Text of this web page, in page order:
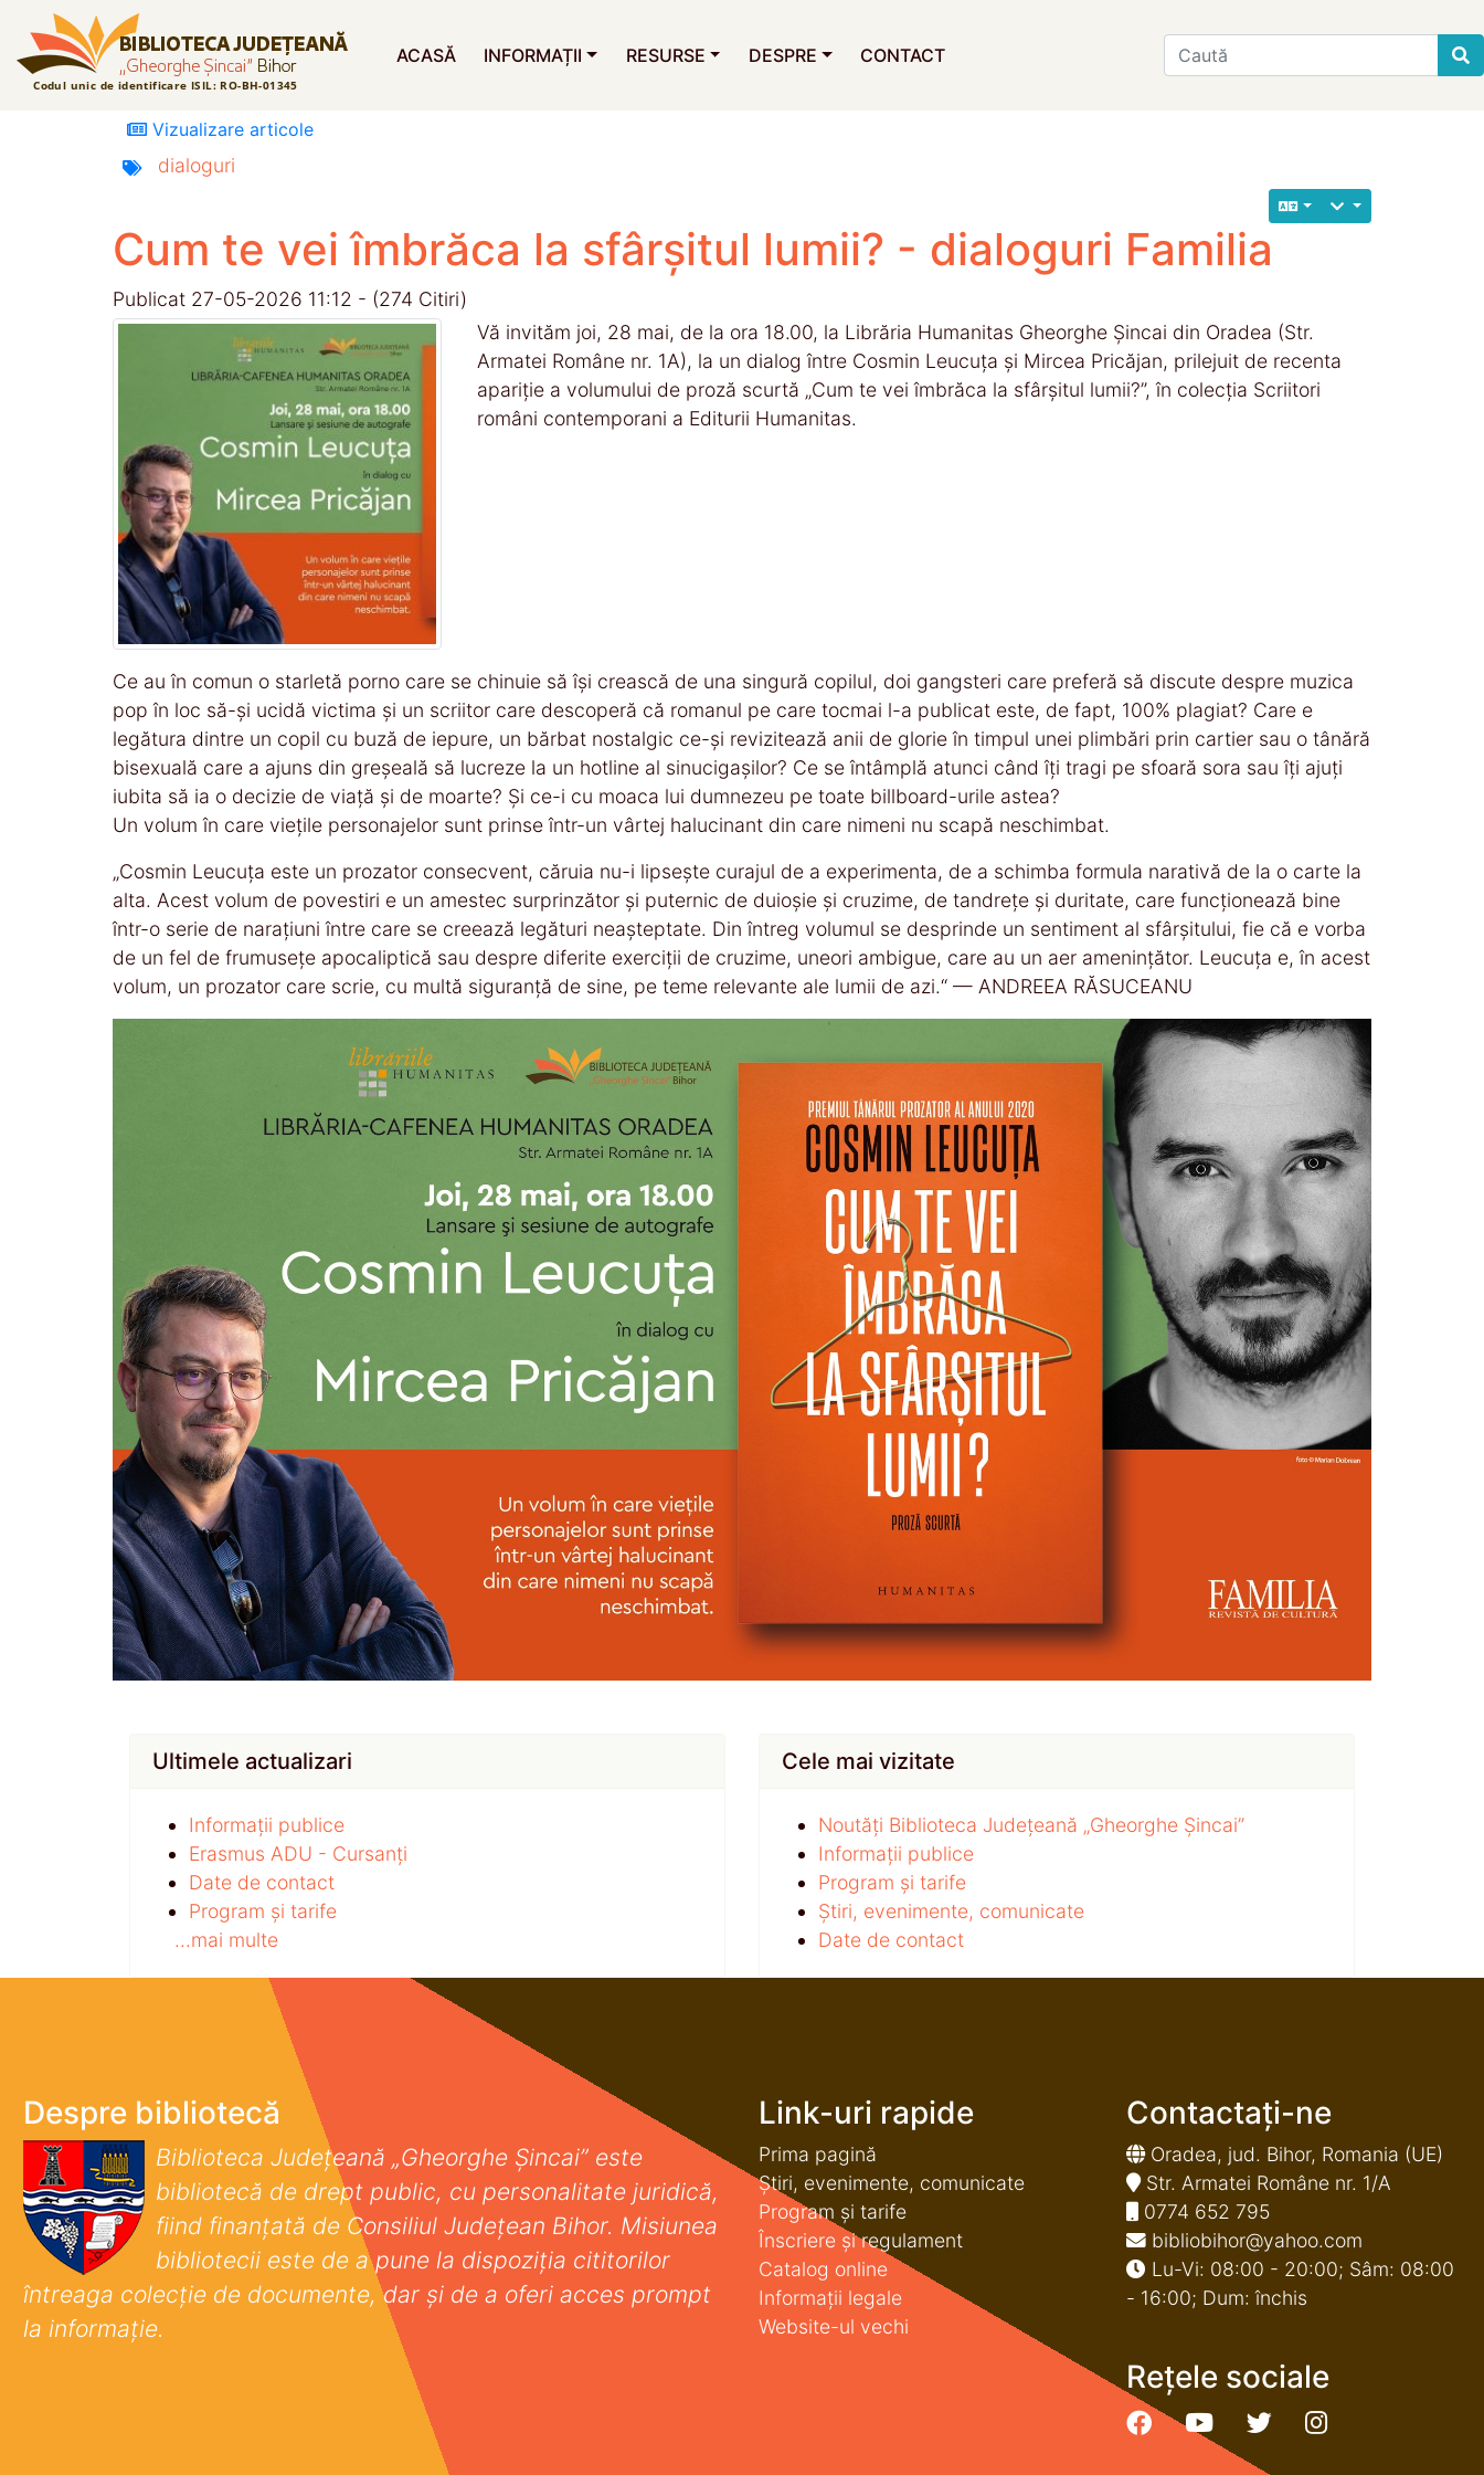
ACASĂ INFORMAȚII RESURSE DESPRE CONTACT
Find
Vizualizare articole
dialoguri
Cum te vei îmbrăca la sfârșitul lumii? - dialoguri Familia
Publicat 27-05-2026 11:12 - (274 Citiri)
Vă invităm joi, 28 mai, de la ora 18.00, la Librăria Humanitas Gheorghe Șincai din Oradea (Str.
Armatei Române nr. 1A), la un dialog între Cosmin Leucuța și Mircea Pricăjan, prilejuit de recenta
apariție a volumului de proză scurtă „Cum te vei îmbrăca la sfârșitul lumii?”, în colecția Scriitori
români contemporani a Editurii Humanitas.
Ce au în comun o starletă porno care se chinuie să își crească de una singură copilul, doi gangsteri care preferă să discute despre muzica
pop în loc să-și ucidă victima și un scriitor care descoperă că romanul pe care tocmai l-a publicat este, de fapt, 100% plagiat? Care e
legătura dintre un copil cu buză de iepure, un bărbat nostalgic ce-și revizitează anii de glorie în timpul unei plimbări prin cartier sau o tânără
bisexuală care a ajuns din greșeală să lucreze la un hotline al sinucigașilor? Ce se întâmplă atunci când îți tragi pe sfoară sora sau îți ajuți
iubita să ia o decizie de viață și de moarte? Și ce-i cu moaca lui dumnezeu pe toate billboard-urile astea?
Un volum în care viețile personajelor sunt prinse într-un vârtej halucinant din care nimeni nu scapă neschimbat.
„Cosmin Leucuța este un prozator consecvent, căruia nu-i lipsește curajul de a experimenta, de a schimba formula narativă de la o carte la
alta. Acest volum de povestiri e un amestec surprinzător și puternic de duioșie și cruzime, de tandrețe și duritate, care funcționează bine
într-o serie de narațiuni între care se creează legături neașteptate. Din întreg volumul se desprinde un sentiment al sfârșitului, fie că e vorba
de un fel de frumusețe apocaliptică sau despre diferite exerciții de cruzime, uneori ambigue, care au un aer amenințător. Leucuța e, în acest
volum, un prozator care scrie, cu multă siguranță de sine, pe teme relevante ale lumii de azi.“ — ANDREEA RĂSUCEANU
Ultimele actualizari
Informații publice
Erasmus ADU - Cursanți
Date de contact
Program și tarife
...mai multe
Cele mai vizitate
Noutăți Biblioteca Județeană „Gheorghe Șincai”
Informații publice
Program și tarife
Știri, evenimente, comunicate
Date de contact
Despre bibliotecă
Biblioteca Județeană „Gheorghe Șincai” este
bibliotecă de drept public, cu personalitate juridică,
fiind finanţată de Consiliul Judeţean Bihor. Misiunea
bibliotecii este de a pune la dispoziţia cititorilor
întreaga colecţie de documente, dar şi de a oferi acces prompt
la informaţie.
Link-uri rapide
Prima pagină
Știri, evenimente, comunicate
Program și tarife
Înscriere și regulament
Catalog online
Informații legale
Website-ul vechi
Contactați-ne
Oradea, jud. Bihor, Romania (UE)
Str. Armatei Române nr. 1/A
0774 652 795
bibliobihor@yahoo.com
Lu-Vi: 08:00 - 20:00; Sâm: 08:00
- 16:00; Dum: închis
Rețele sociale